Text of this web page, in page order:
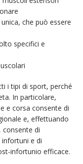
che può essere
specifici e
i tipi di sport, perché
In particolare,
e corsa consente di
e, effettuando
consente di
e di
infortunio efficace.